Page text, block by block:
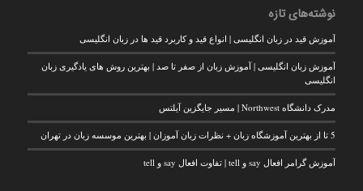
نوشته‌های تازه
آموزش قید در زبان انگلیسی | انواع قید و کاربرد قید ها در زبان انگلیسی
آموزش زبان انگلیسی | آموزش زبان از صفر تا صد | بهترین روش های یادگیری زبان
انگلیسی
مدرک دانشگاه Northwest | مسیر جایگزین آیلتس
5 تا از بهترین آموزشگاه زبان + نظرات زبان آموزان | بهترین موسسه زبان در تهران
آموزش گرامر افعال say و tell | تفاوت افعال say و tell